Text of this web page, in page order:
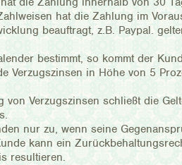
hat die Zahlung im
beauftragt, z.B. Paypal.
bestimmt, so kommt der
Verzugszinsen in Höhe von 5
Verzugszinsen schließt die
nur zu, wenn seine
kann ein
resultieren.